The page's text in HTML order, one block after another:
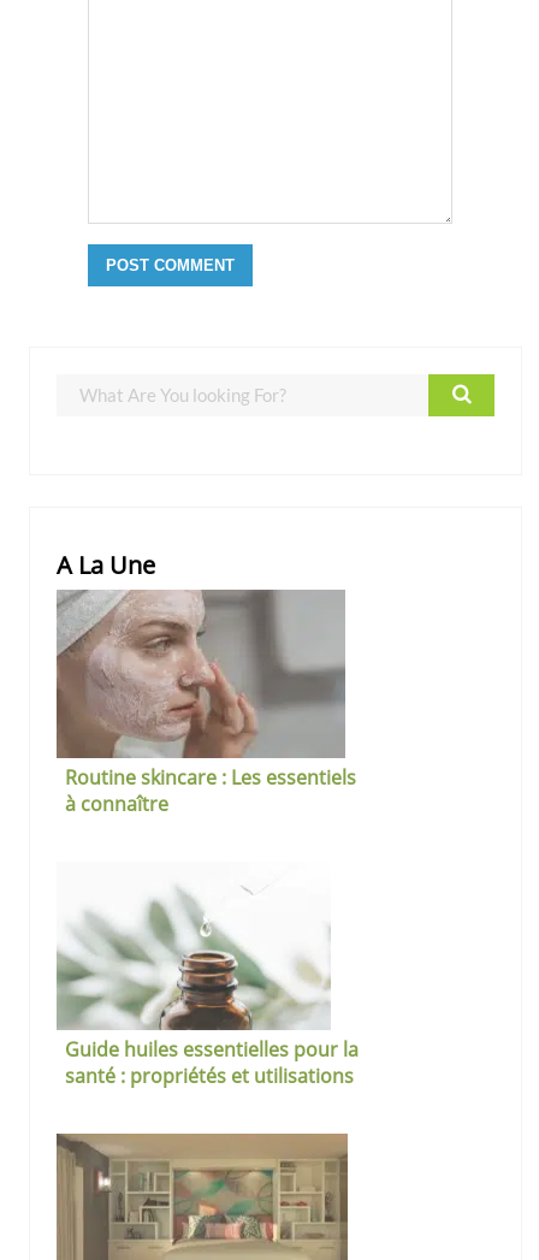
A La Une
Routine skincare : Les essentiels
à connaître
Guide huiles essentielles pour la
santé : propriétés et utilisations